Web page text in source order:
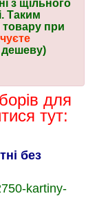
з щільного
Таким
при
дешеву)
для
тут:
без
kartiny-